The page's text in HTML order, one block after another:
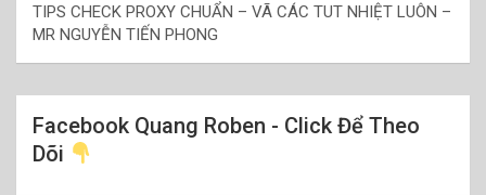
TIPS CHECK PROXY CHUẨN – VÃ CÁC TUT NHIỆT LUÔN –
MR NGUYỄN TIẾN PHONG
Facebook Quang Roben - Click Để Theo
Dõi